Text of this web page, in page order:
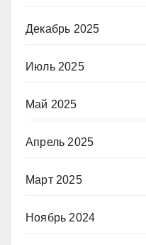
Декабрь 2025
Июль 2025
Май 2025
Апрель 2025
Март 2025
Ноябрь 2024